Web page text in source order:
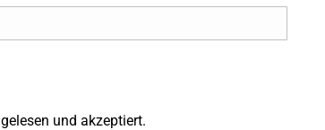
gelesen und akzeptiert.